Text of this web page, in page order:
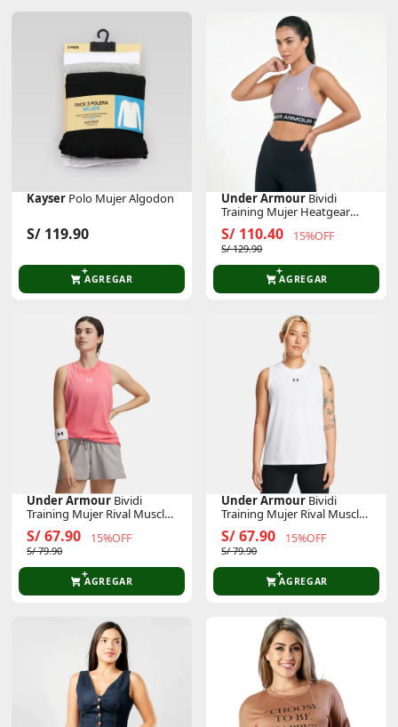
Kayser Polo Mujer Algodon
S/ 119.90
AGREGAR
Under Armour Bividi
Training Mujer Heatgear
Crop Tank
S/ 110.40 15%OFF
S/ 129.90
AGREGAR
Under Armour Bividi
Training Mujer Rival Muscle
Tank
S/ 67.90 15%OFF
S/ 79.90
AGREGAR
Under Armour Bividi
Training Mujer Rival Muscle
Tank
S/ 67.90 15%OFF
S/ 79.90
AGREGAR